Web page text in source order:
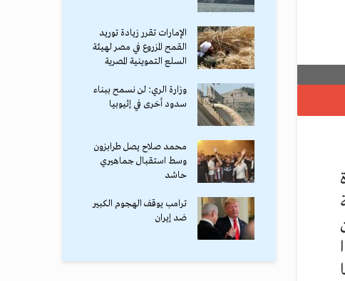
الإمارات تقرر زيادة توريد
القمح المزروع في مصر لهيئة
السلع التموينية المصرية
وزارة الري: لن نسمح ببناء
سدود أخرى في إثيوبيا
محمد صلاح يصل طرابزون
وسط استقبال جماهيري
حاشد
ترامب يوقف الهجوم الكبير
ضد إيران